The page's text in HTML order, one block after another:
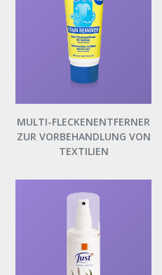
MULTI-FLECKENENTFERNER
ZUR VORBEHANDLUNG VON
TEXTILIEN